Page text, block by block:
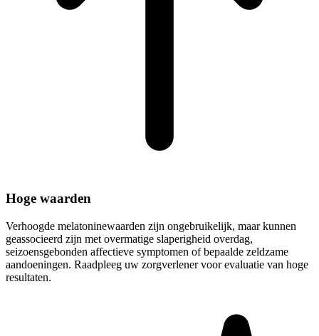
Hoge waarden
Verhoogde melatoninewaarden zijn ongebruikelijk, maar kunnen
geassocieerd zijn met overmatige slaperigheid overdag,
seizoensgebonden affectieve symptomen of bepaalde zeldzame
aandoeningen. Raadpleeg uw zorgverlener voor evaluatie van hoge
resultaten.